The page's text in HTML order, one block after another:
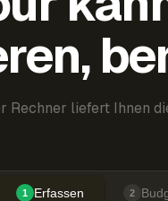
Rechner liefert Ihnen
1 Erfassen 2